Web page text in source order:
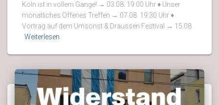
Köln ist in vollem Gange! → 03.08. 19:00 Uhr ♦ Unser
monatliches Offenes Treffen → 07.08. 19:30 Uhr ♦
Vortrag auf dem Umsonst & Draussen Festival → 15.08.
Weiterlesen